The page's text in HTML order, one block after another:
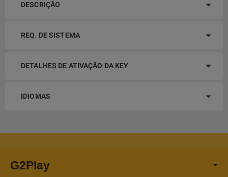
DESCRIÇÃO
REQ. DE SISTEMA
DETALHES DE ATIVAÇÃO DA KEY
IDIOMAS
G2Play